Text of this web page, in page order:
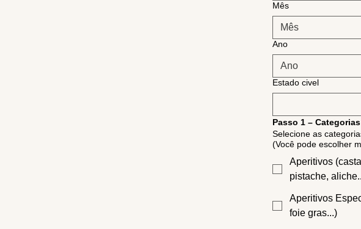
Mês
Mês
Ano
Estado civel
Passo 1 –
Selecione as
(Você pode escolher
Aperitivos
pistache,
Aperitivos
foie gras...)